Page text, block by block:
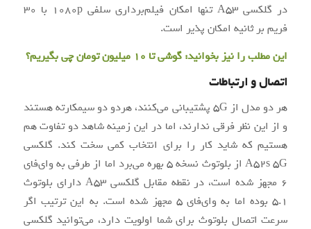
در گلکسی A53 تنها امکان فیلم‌برداری سلفی 1080p با 30
فریم بر ثانیه امکان پذیر است.
این مطلب را نیز بخوانید: گوشی تا 10 میلیون تومان چی بگیریم؟
اتصال و ارتباطات
هر دو مدل از 5G پشتیبانی می‌کنند، هردو دو سیمکارته هستند
و از این نظر فرقی ندارند، اما در این زمینه شاهد دو تفاوت هم
هستیم که شاید کار را برای انتخاب کمی سخت کند. گلکسی
A52s 5G از بلوتوث نسخه 5 بهره می‌برد اما از طرفی به وای‌فای
6 مجهز شده است، در نقطه مقابل گلکسی A53 دارای بلوتوث
5.1 بوده اما به وای‌فای 5 مجهز شده است. به این ترتیب اگر
سرعت اتصال بلوتوث برای شما اولویت دارد، می‌توانید گلکسی